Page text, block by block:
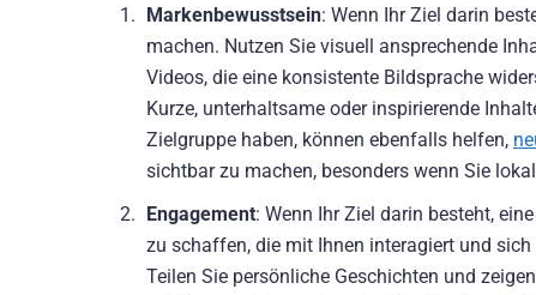
Markenbewusstsein: Wenn Ihr Ziel darin
machen. Nutzen Sie visuell ansprechende
Videos, die eine konsistente Bildsprache
Kurze, unterhaltsame oder inspirierende
Zielgruppe haben, können ebenfalls helfen,
sichtbar zu machen, besonders wenn Sie
Engagement: Wenn Ihr Ziel darin besteht,
zu schaffen, die mit Ihnen interagiert und
Teilen Sie persönliche Geschichten und